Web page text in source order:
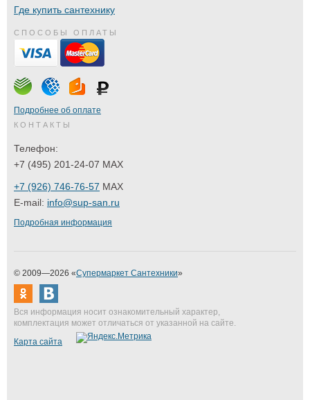
Где купить сантехнику
СПОСОБЫ ОПЛАТЫ
Подробнее об оплате
КОНТАКТЫ
Телефон:
+7 (495) 201-24-07 MAX
+7 (926) 746-76-57 MAX
E-mail: info@sup-san.ru
Подробная информация
© 2009—2026 «Супермаркет Сантехники»
Вся информация носит ознакомительный характер,
комплектация может отличаться от указанной на сайте.
Карта сайта